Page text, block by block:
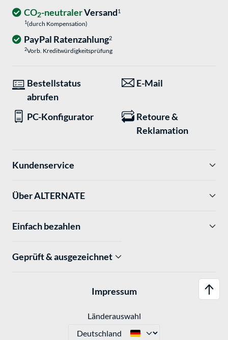
CO2-neutralerVersand1
1(durch Kompensation)
PayPal Ratenzahlung2
2Vorb. Kreditwürdigkeitsprüfung
Bestellstatus
abrufen
E-Mail
PC-Konfigurator
Retoure &
Reklamation
Kundenservice
Über ALTERNATE
Einfach bezahlen
Geprüft & ausgezeichnet
Impressum
Länderauswahl